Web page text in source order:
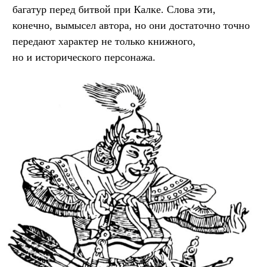
багатур перед битвой при Калке. Слова эти,
конечно, вымысел автора, но они достаточно точно
передают характер не только книжного,
но и исторического персонажа.